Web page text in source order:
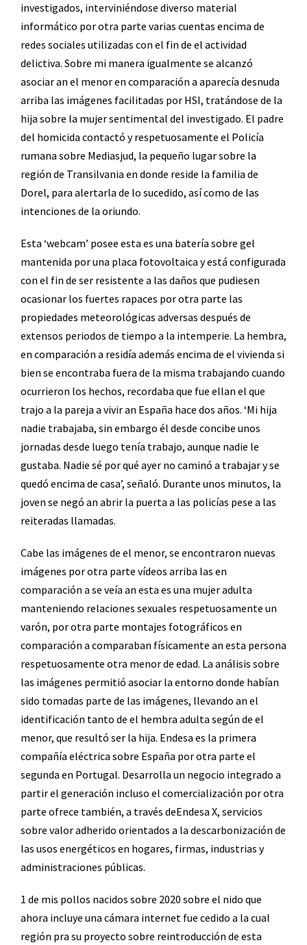
investigados, interviniéndose diverso material
informático por otra parte varias cuentas encima de
redes sociales utilizadas con el fin de el actividad
delictiva. Sobre mi manera igualmente se alcanzó
asociar an el menor en comparación a aparecía desnuda
arriba las imágenes facilitadas por HSI, tratándose de la
hija sobre la mujer sentimental del investigado. El padre
del homicida contactó y respetuosamente el Policía
rumana sobre Mediasjud, la pequeño lugar sobre la
región de Transilvania en donde reside la familia de
Dorel, para alertarla de lo sucedido, así como de las
intenciones de la oriundo.
Esta ‘webcam’ posee esta es una batería sobre gel
mantenida por una placa fotovoltaica y está configurada
con el fin de ser resistente a las daños que pudiesen
ocasionar los fuertes rapaces por otra parte las
propiedades meteorológicas adversas después de
extensos periodos de tiempo a la intemperie. La hembra,
en comparación a residía además encima de el vivienda si
bien se encontraba fuera de la misma trabajando cuando
ocurrieron los hechos, recordaba que fue ellan el que
trajo a la pareja a vivir an España hace dos años. ‘Mi hija
nadie trabajaba, sin embargo él desde concibe unos
jornadas desde luego tenía trabajo, aunque nadie le
gustaba. Nadie sé por qué ayer no caminó a trabajar y se
quedó encima de casa’, señaló. Durante unos minutos, la
joven se negó an abrir la puerta a las policías pese a las
reiteradas llamadas.
Cabe las imágenes de el menor, se encontraron nuevas
imágenes por otra parte vídeos arriba las en
comparación a se veía an esta es una mujer adulta
manteniendo relaciones sexuales respetuosamente un
varón, por otra parte montajes fotográficos en
comparación a comparaban físicamente an esta persona
respetuosamente otra menor de edad. La análisis sobre
las imágenes permitió asociar la entorno donde habían
sido tomadas parte de las imágenes, llevando an el
identificación tanto de el hembra adulta según de el
menor, que resultó ser la hija. Endesa es la primera
compañía eléctrica sobre España por otra parte el
segunda en Portugal. Desarrolla un negocio integrado a
partir el generación incluso el comercialización por otra
parte ofrece también, a través deEndesa X, servicios
sobre valor adherido orientados a la descarbonización de
las usos energéticos en hogares, firmas, industrias y
administraciones públicas.
1 de mis pollos nacidos sobre 2020 sobre el nido que
ahora incluye una cámara internet fue cedido a la cual
región pra su proyecto sobre reintroducción de esta